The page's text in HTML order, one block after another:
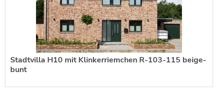
Stadtvilla H10 mit Klinkerriemchen R-103-115 beige-
bunt